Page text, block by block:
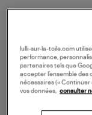
lulli-sur-la-toile.com
performance,
partenaires tels que
accepter l’ensemble des
nécessaires (« Continuer
vos données, consulter